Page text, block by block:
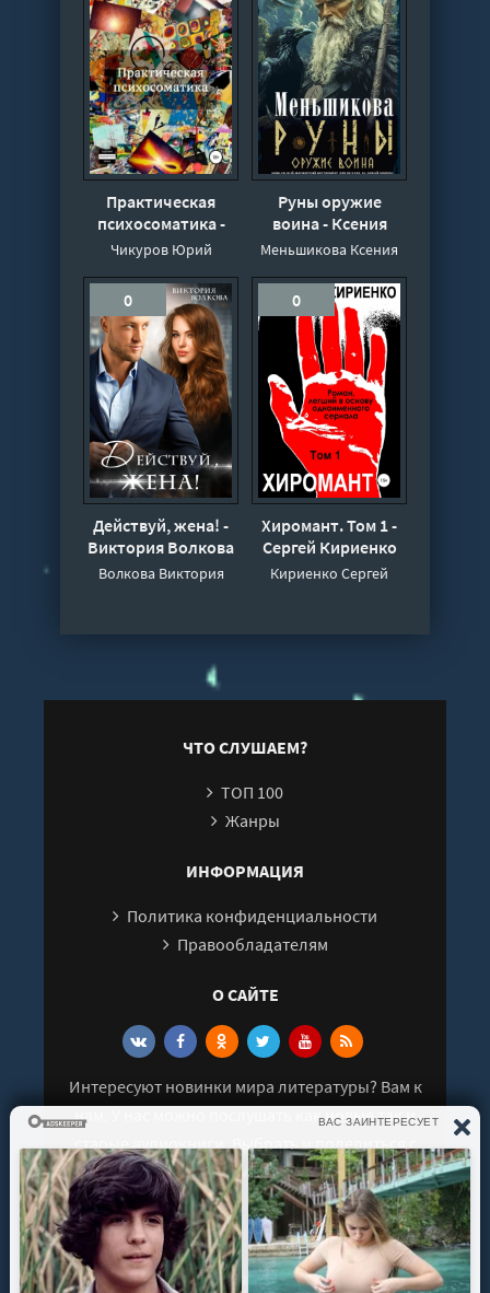
Практическая
психосоматика -
Юрий Чикуров
Чикуров Юрий
Руны оружие
воина - Ксения
Меньшикова
Меньшикова Ксения
0
Действуй, жена! -
Виктория Волкова
Волкова Виктория
0
Хиромант. Том 1 -
Сергей Кириенко
Кириенко Сергей
ЧТО СЛУШАЕМ?
ТОП 100
Жанры
ИНФОРМАЦИЯ
Политика конфиденциальности
Правообладателям
О САЙТЕ
Интересуют новинки мира литературы? Вам к
нам. У нас можно послушать как новые так и
старые аудиокниги. Выбрать и поделиться с
друзьями лучшими аудиокнигами!
© 2021 - 2026 kniga-audio.net. Все права